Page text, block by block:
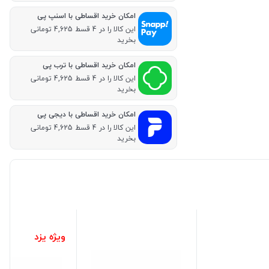
امکان خرید اقساطی با اسنپ پی
این کالا را در 4 قسط 4,625 تومانی
بخرید
امکان خرید اقساطی با ترب پی
این کالا را در 4 قسط 4,625 تومانی
بخرید
امکان خرید اقساطی با دیجی پی
این کالا را در 4 قسط 4,625 تومانی
بخرید
ویژه یزد